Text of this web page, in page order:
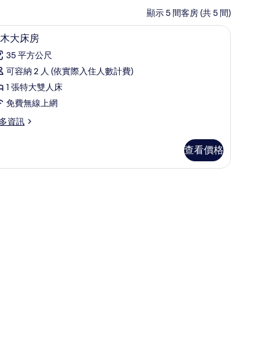
顯示 5 間客房 (共 5 間)
、熨斗/熨衣板 幾木大床房 | 迷你吧、書桌、遮光布/窗簾、
5 大床房
35 平方公尺
可容納 2 人 (依實際入住人數計費)
1 張特大雙人床
免費無線上網
資訊
查看價格
熨斗/熨衣板